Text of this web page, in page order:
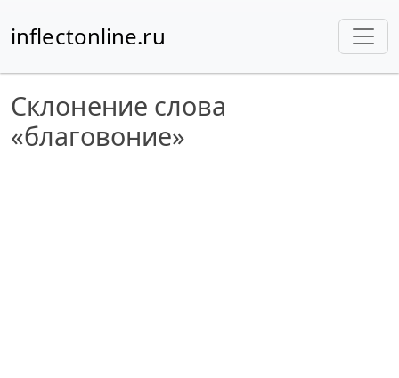
inflectonline.ru
Склонение слова
«благовоние»